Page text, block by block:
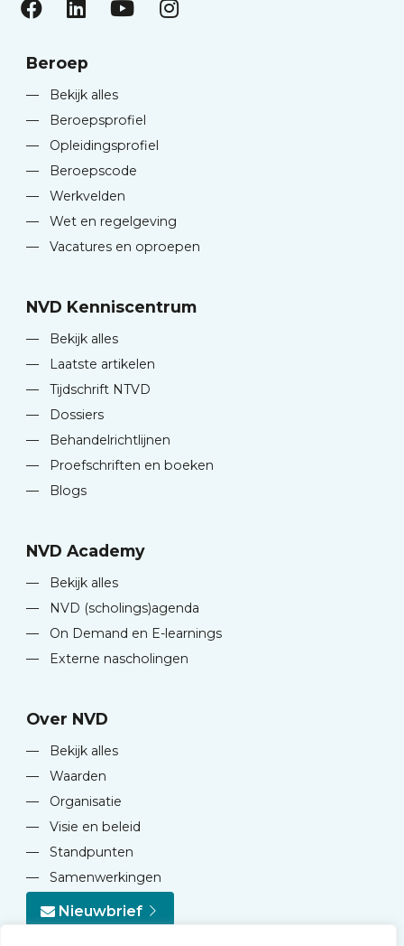
Beroep
—
Bekijk alles
—
Beroepsprofiel
—
Opleidingsprofiel
—
Beroepscode
—
Werkvelden
—
Wet en regelgeving
—
Vacatures en oproepen
NVD Kenniscentrum
—
Bekijk alles
—
Laatste artikelen
—
Tijdschrift NTVD
—
Dossiers
—
Behandelrichtlijnen
—
Proefschriften en boeken
—
Blogs
NVD Academy
—
Bekijk alles
—
NVD (scholings)agenda
—
On Demand en E-learnings
—
Externe nascholingen
Over NVD
—
Bekijk alles
—
Waarden
—
Organisatie
—
Visie en beleid
—
Standpunten
—
Samenwerkingen
Nieuwbrief